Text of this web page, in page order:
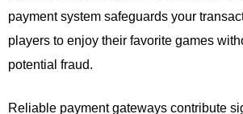
payment system safeguards your
players to enjoy their favorite games
potential fraud.
Reliable payment gateways contribute